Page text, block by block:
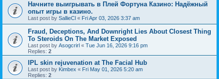
Начните выигрывать в Плей Фортуна Казино: Надёжный
опыт игры в казино.
Last post by SallieCl « Fri Apr 03, 2026 3:37 am
Fraud, Deceptions, And Downright Lies About Closest Thing
To Steroids On The Market Exposed
Last post by Asogcrirl « Tue Jun 16, 2026 9:16 pm
Replies: 2
IPL skin rejuvenation at The Facial Hub
Last post by Kimbex « Fri May 01, 2026 5:20 am
Replies: 2